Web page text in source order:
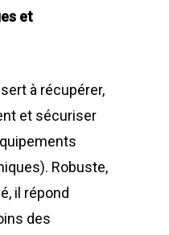
et
à récupérer,
et sécuriser
Robuste,
il répond
des